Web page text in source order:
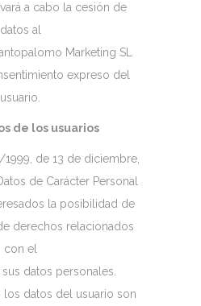
a cabo la cesión de
datos al
Marketing SL
expreso del
usuario.
de los usuarios
1999, de 13 de diciembre,
de Carácter Personal
la posibilidad de
derechos relacionados
con el
datos personales.
los datos del usuario son